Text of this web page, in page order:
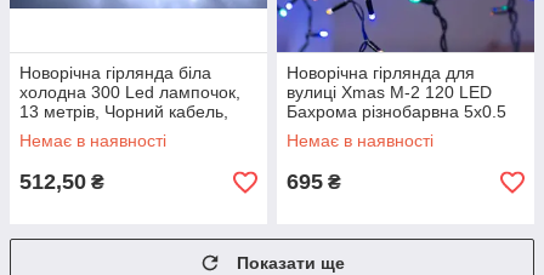
Новорічна гірлянда біла
холодна 300 Led лампочок,
13 метрів, Чорний кабель,
світлодіодна гірлянда на
ялинку
Немає в наявності
512,50 ₴
Новорічна гірлянда для
вулиці Xmas M-2 120 LED
Бахрома різнобарвна 5х0.5
м. Світлодіодна вулична
гірлянда
Немає в наявності
695 ₴
Показати ще